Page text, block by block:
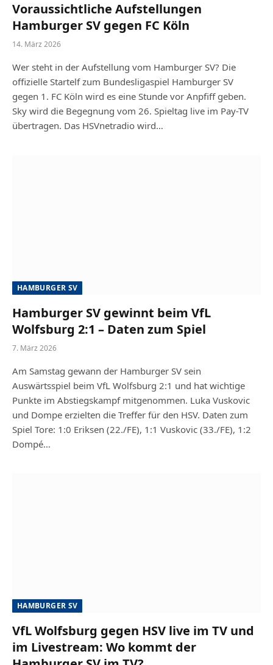
Voraussichtliche Aufstellungen
Hamburger SV gegen FC Köln
14. März 2026
Wer steht in der Aufstellung vom Hamburger SV? Die
offizielle Startelf zum Bundesligaspiel Hamburger SV
gegen 1. FC Köln wird es eine Stunde vor Anpfiff geben.
Sky wird die Begegnung vom 26. Spieltag live im Pay-TV
übertragen. Das HSVnetradio wird…
HAMBURGER SV
Hamburger SV gewinnt beim VfL
Wolfsburg 2:1 – Daten zum Spiel
7. März 2026
Am Samstag gewann der Hamburger SV sein
Auswärtsspiel beim VfL Wolfsburg 2:1 und hat wichtige
Punkte im Abstiegskampf mitgenommen. Luka Vuskovic
und Dompe erzielten die Treffer für den HSV. Daten zum
Spiel Tore: 1:0 Eriksen (22./FE), 1:1 Vuskovic (33./FE), 1:2
Dompé…
HAMBURGER SV
VfL Wolfsburg gegen HSV live im TV und
im Livestream: Wo kommt der